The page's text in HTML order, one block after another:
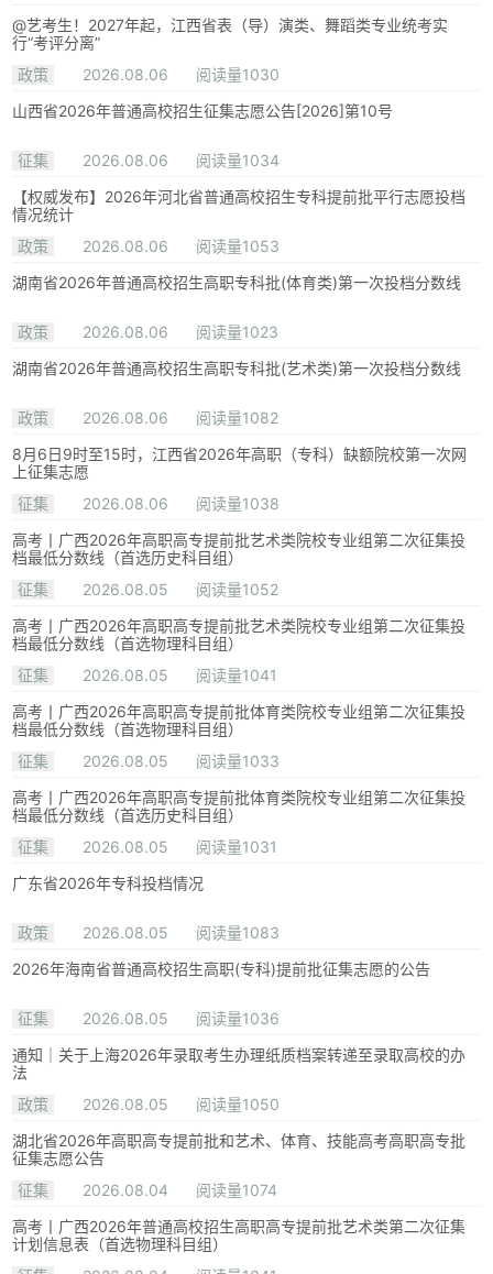
@艺考生！2027年起，江西省表（导）演类、舞蹈类专业统考实
行“考评分离”
政策
2026.08.06
阅读量1030
山西省2026年普通高校招生征集志愿公告[2026]第10号
征集 2026.08.06
阅读量1034
【权威发布】2026年河北省普通高校招生专科提前批平行志愿投档
情况统计
政策
2026.08.06
阅读量1053
湖南省2026年普通高校招生高职专科批(体育类)第一次投档分数线
政策 2026.08.06
阅读量1023
湖南省2026年普通高校招生高职专科批(艺术类)第一次投档分数线
政策 2026.08.06
阅读量1082
8月6日9时至15时，江西省2026年高职（专科）缺额院校第一次网
上征集志愿
征集
2026.08.06
阅读量1038
高考丨广西2026年高职高专提前批艺术类院校专业组第二次征集投
档最低分数线（首选历史科目组）
征集
2026.08.05
阅读量1052
高考丨广西2026年高职高专提前批艺术类院校专业组第二次征集投
档最低分数线（首选物理科目组）
征集
2026.08.05
阅读量1041
高考丨广西2026年高职高专提前批体育类院校专业组第二次征集投
档最低分数线（首选物理科目组）
征集
2026.08.05
阅读量1033
高考丨广西2026年高职高专提前批体育类院校专业组第二次征集投
档最低分数线（首选历史科目组）
征集
2026.08.05
阅读量1031
广东省2026年专科投档情况
政策 2026.08.05
阅读量1083
2026年海南省普通高校招生高职(专科)提前批征集志愿的公告
征集 2026.08.05
阅读量1036
通知｜关于上海2026年录取考生办理纸质档案转递至录取高校的办
法
政策
2026.08.05
阅读量1050
湖北省2026年高职高专提前批和艺术、体育、技能高考高职高专批
征集志愿公告
征集
2026.08.04
阅读量1074
高考丨广西2026年普通高校招生高职高专提前批艺术类第二次征集
计划信息表（首选物理科目组）